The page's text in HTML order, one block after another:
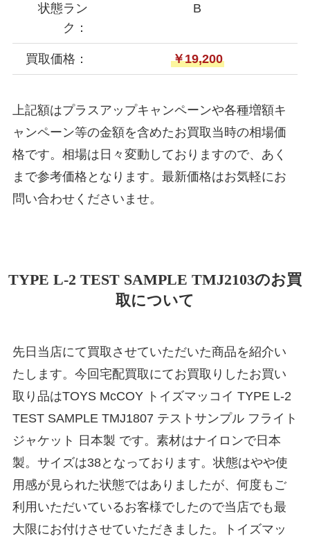
状態ラン
ク：
B
買取価格： ￥19,200
上記額はプラスアップキャンペーンや各種増額キ
ャンペーン等の金額を含めたお買取当時の相場価
格です。相場は日々変動しておりますので、あく
まで参考価格となります。最新価格はお気軽にお
問い合わせくださいませ。
TYPE L-2 TEST SAMPLE TMJ2103のお買
取について
先日当店にて買取させていただいた商品を紹介い
たします。今回宅配買取にてお買取りしたお買い
取り品はTOYS McCOY トイズマッコイ TYPE L-2
TEST SAMPLE TMJ1807 テストサンプル フライト
ジャケット 日本製 です。素材はナイロンで日本
製。サイズは38となっております。状態はやや使
用感が見られた状態ではありましたが、何度もご
利用いただいているお客様でしたので当店でも最
大限にお付けさせていただきました。トイズマッ